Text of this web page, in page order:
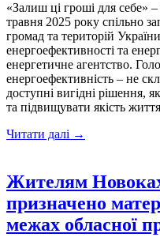
«Залиш ці гроші для себе»
травня 2025 року спільно
громад та територій
енергоефективності та
енергетичне агентство.
енергоефективність – не
доступні вигідні рішення,
та підвищувати якість
Читати далі Прості
українцям
«залишити
гроші
собі»:
стартувала
→
Жителям
призначено
межах обласної